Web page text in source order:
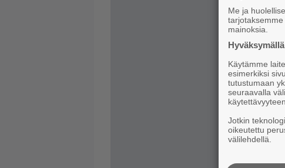
Me ja
mainoksia.
Käytämme
esimerkiksi
tutustumaan
seuraavalla
käytettävyyteen.
Jotkin
oikeutettu
välilehdellä.